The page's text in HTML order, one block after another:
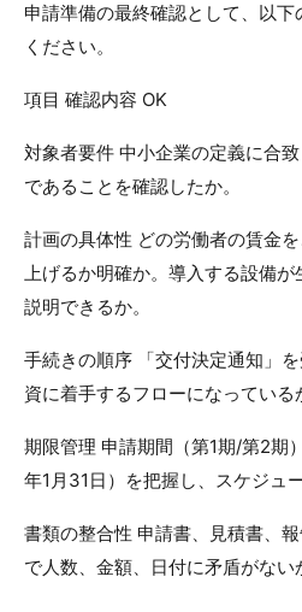
申請準備の最終確認として、以
ください。
項目 確認内容 OK
対象者要件 中小企業の定義に合
であることを確認したか。
計画の具体性 どの労働者の賃金
上げるか明確か。導入する設備
説明できるか。
手続きの順序 「交付決定通知」
資に着手するフローになっている
期限管理 申請期間（第1期/第2期
年1月31日）を把握し、スケジュ
書類の整合性 申請書、見積書、
で人数、金額、日付に矛盾がない